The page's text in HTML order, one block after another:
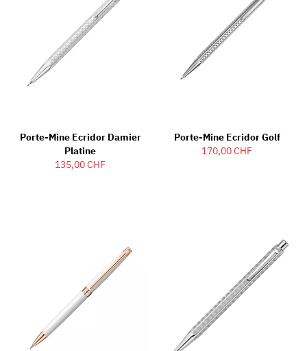
Porte-Mine Ecridor Damier
Platine
135,00 CHF
Porte-Mine Ecridor Golf
170,00 CHF